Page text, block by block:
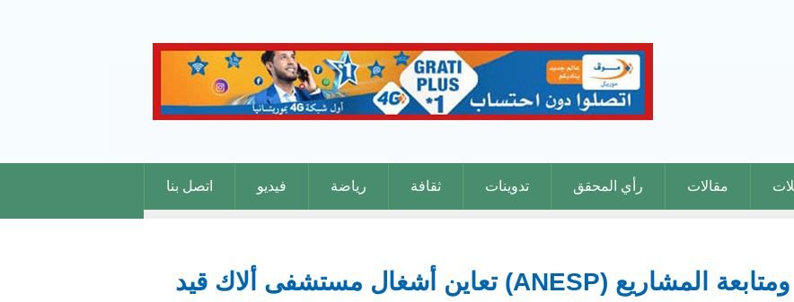
مقالات رأي المحقق تدوينات ثقافة رياضة فيديو اتصل بنا
المديرة للوكالة الوطنية لتنفيذ ومتابعة المشاريع (ANESP) تعاين أشغال مستشفى ألاك قيد